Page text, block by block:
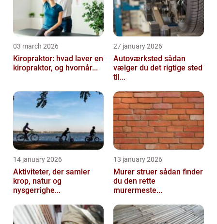
03 march 2026
Kiropraktor: hvad laver en
kiropraktor, og hvornår...
27 january 2026
Autoværksted sådan
vælger du det rigtige sted
til...
14 january 2026
Aktiviteter, der samler
krop, natur og
nysgerrighe...
13 january 2026
Murer struer sådan finder
du den rette
murermeste...